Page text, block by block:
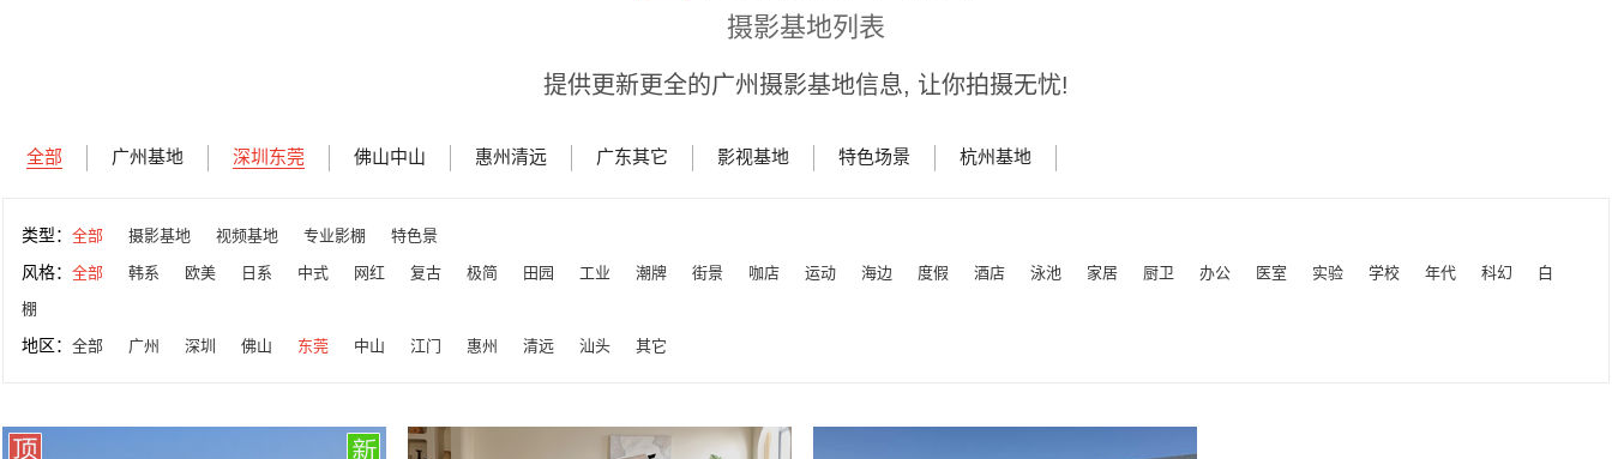
摄影基地列表
提供更新更全的广州摄影基地信息, 让你拍摄无忧!
全部 广州基地 深圳东莞 佛山中山 惠州清远 广东其它 影视基地 特色场景 杭州基地
类型： 全部 摄影基地 视频基地 专业影棚 特色景
风格： 全部 韩系 欧美 日系 中式 网红 复古 极简 田园 工业 潮牌 街景 咖店 运动 海边 度假 酒店 泳池 家居 厨卫 办公 医室 实验 学校 年代 科幻
白
棚
地区： 全部 广州 深圳 佛山 东莞 中山 江门 惠州 清远 汕头 其它